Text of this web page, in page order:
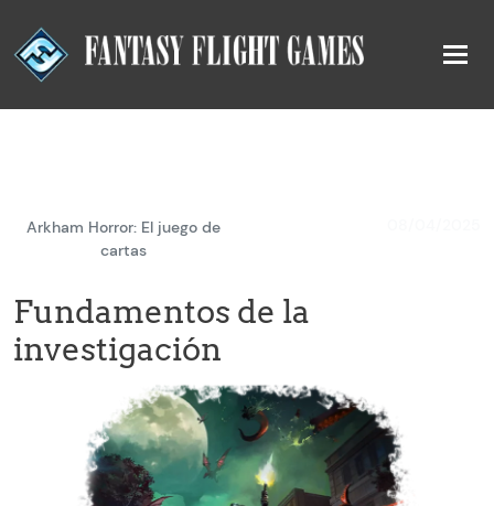
Arkham Horror: El juego de
cartas
Fundamentos de la
investigación